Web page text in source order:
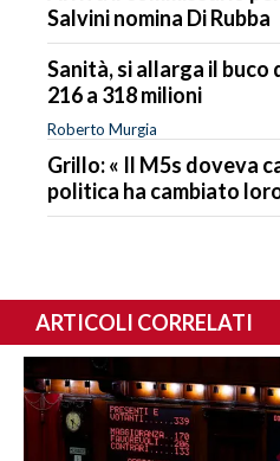
Salvini nomina Di Rubba
Sanità, si allarga il buco
216 a 318 milioni
Roberto Murgia
Grillo: « Il M5s doveva
politica ha cambiato
ARTICOLI CORRELATI